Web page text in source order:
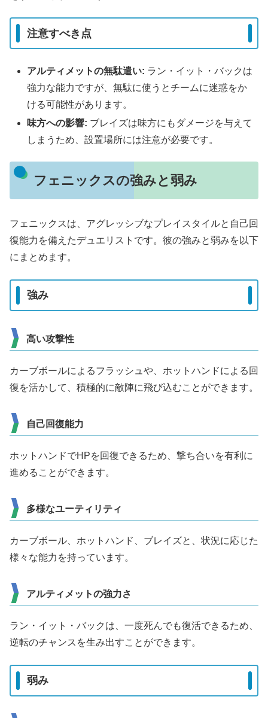
注意すべき点
アルティメットの無駄遣い: ラン・イット・バックは
強力な能力ですが、無駄に使うとチームに迷惑をか
ける可能性があります。
味方への影響: ブレイズは味方にもダメージを与えて
しまうため、設置場所には注意が必要です。
フェニックスの強みと弱み
フェニックスは、アグレッシブなプレイスタイルと自己回
復能力を備えたデュエリストです。彼の強みと弱みを以下
にまとめます。
強み
高い攻撃性
カーブボールによるフラッシュや、ホットハンドによる回
復を活かして、積極的に敵陣に飛び込むことができます。
自己回復能力
ホットハンドでHPを回復できるため、撃ち合いを有利に
進めることができます。
多様なユーティリティ
カーブボール、ホットハンド、ブレイズと、状況に応じた
様々な能力を持っています。
アルティメットの強力さ
ラン・イット・バックは、一度死んでも復活できるため、
逆転のチャンスを生み出すことができます。
弱み